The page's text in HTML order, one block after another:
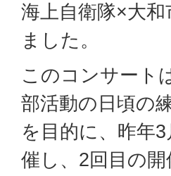
海上自衛隊×大
ました。
このコンサート
部活動の日頃の
を目的に、昨年
催し、2回目の